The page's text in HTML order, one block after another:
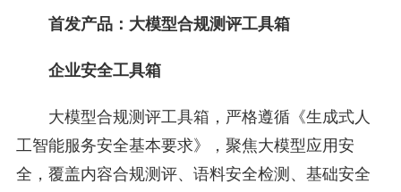
首发产品：大模型合规测评工具箱
企业安全工具箱
大模型合规测评工具箱，严格遵循《生成式人
工智能服务安全基本要求》，聚焦大模型应用安
全，覆盖内容合规测评、语料安全检测、基础安全